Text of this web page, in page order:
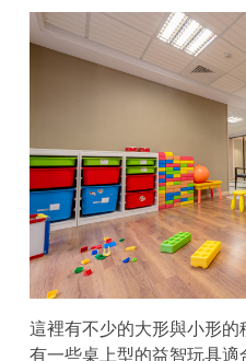
這裡有不少的大形與小形
有一些桌上型的益智玩具